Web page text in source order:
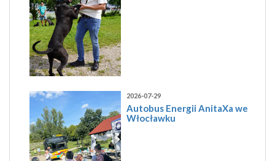
2026-07-29
Autobus Energii AnitaXa we
Włocławku